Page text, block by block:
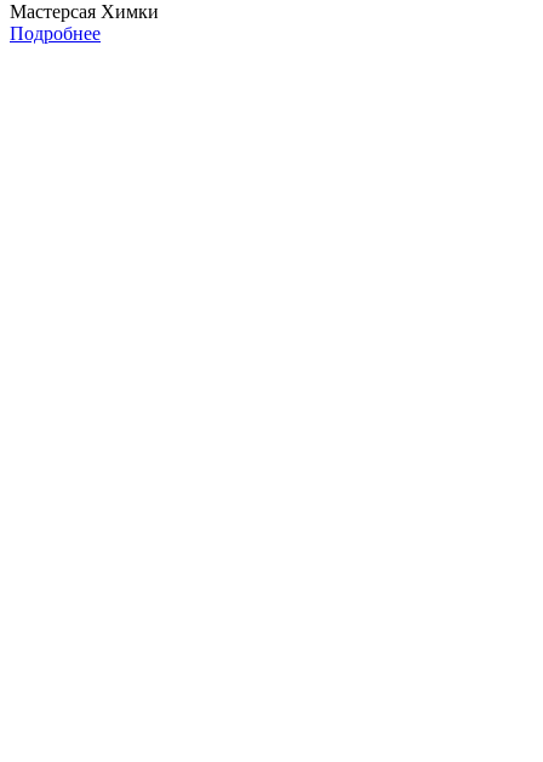
Мастерсая Химки
Подробнее